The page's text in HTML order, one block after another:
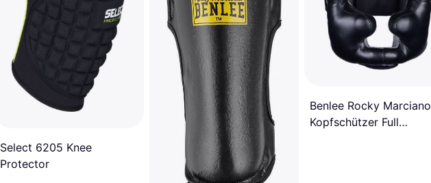
Select 6205 Knee
Protector
Benlee Rocky Marciano
Kopfschützer Full